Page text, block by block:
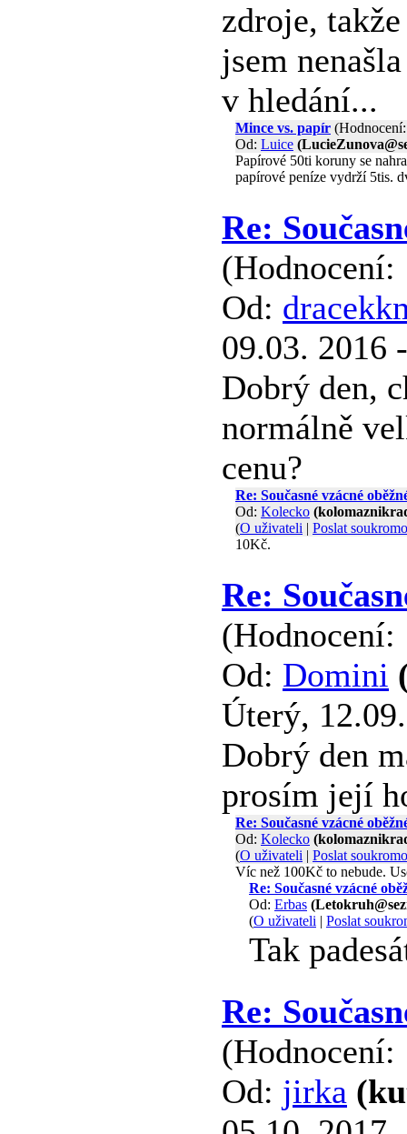
zdroje,
jsem
v hledání...
Mince vs. papír
Od: Luice
Papírové 50ti koruny se
papírové peníze vydrží 5tis.
Re:
(Hodnocení:
Od:
09.03. 2016
Dobrý den,
normálně
cenu?
Re: Současné vzácné
Od: Kolecko
(O uživateli | Poslat
10Kč.
Re:
(Hodnocení:
Od: Domini
Úterý,
Dobrý den
prosím její
Re: Současné vzácné
Od: Kolecko
(O uživateli | Poslat
Víc než 100Kč to nebude.
Re: Současné vzácné
Od: Erbas
(O uživateli | Poslat
Tak
Re:
(Hodnocení:
Od: jirka